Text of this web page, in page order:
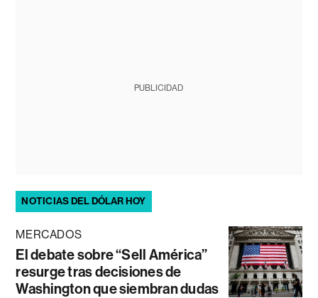
PUBLICIDAD
NOTICIAS DEL DÓLAR HOY
MERCADOS
El debate sobre “Sell América”
resurge tras decisiones de
Washington que siembran dudas